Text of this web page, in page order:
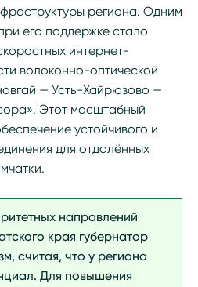
региона. Одним
его поддержке стало
интернет-
волоконно-оптической
— Усть-Хайрюзово —
Этот масштабный
устойчивого и
для отдалённых
направлений
края губернатор
считая, что у региона
Для повышения